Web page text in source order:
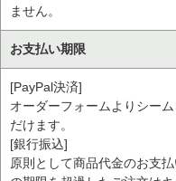
ません。
お支払い期限
[PayPal決済]
オーダーフォームよりシー
だけます。
[銀行振込]
原則として商品代金のお支